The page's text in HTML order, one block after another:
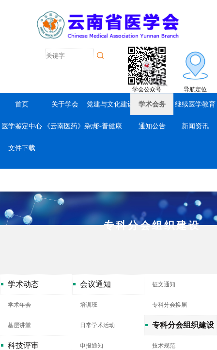
导航定位
学会公众号
首页 关于学会 党建与文化建设 学术会务 继续医学教育
医学鉴定中心 《云南医药》杂志科普健康 通知公告 新闻资讯
文件下载
专科分会组织建设
学术动态 会议通知 征文通知
学术年会 培训班 专科分会换届
基层讲堂 日常学术活动 专科分会组织建设
科技评审 申报通知 技术规范